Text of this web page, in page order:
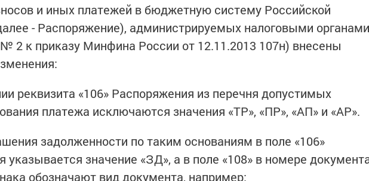
и иных платежей в бюджетную систему Российской
- Распоряжение), администрируемых налоговыми органами
2 к приказу Минфина России от 12.11.2013 107н) внесены
реквизита «106» Распоряжения из перечня допустимых
платежа исключаются значения «ТР», «ПР», «АП» и «АР».
задолженности по таким основаниям в поле «106»
указывается значение «ЗД», а в поле «108» в номере
обозначают вид документа, например: